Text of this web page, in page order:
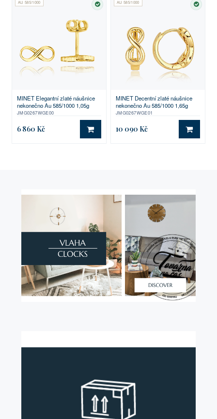
AU 585/1000
SKLADEM
MINET Elegantní zlaté náušnice
nekonečno Au 585/1000 1,05g
JMG0267WGE00
6 860 Kč DO KOŠÍKU
AU 585/1000
MINET Decentní zlaté náušnice
nekonečno Au 585/1000 1,65g
JMG0267WGE01
10 090 Kč DO